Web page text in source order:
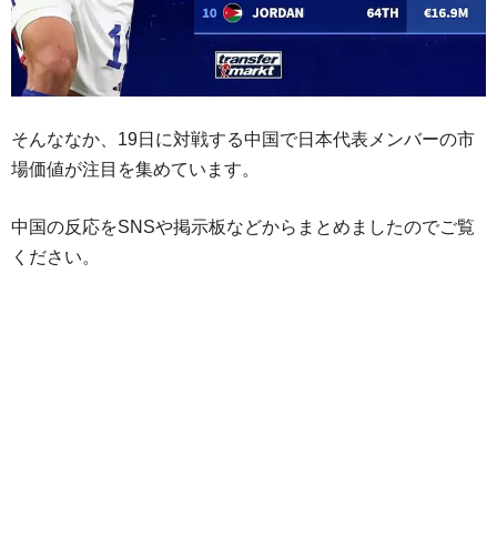
そんななか、19日に対戦する中国で日本代表メンバーの市
場価値が注目を集めています。
中国の反応をSNSや掲示板などからまとめましたのでご覧
ください。